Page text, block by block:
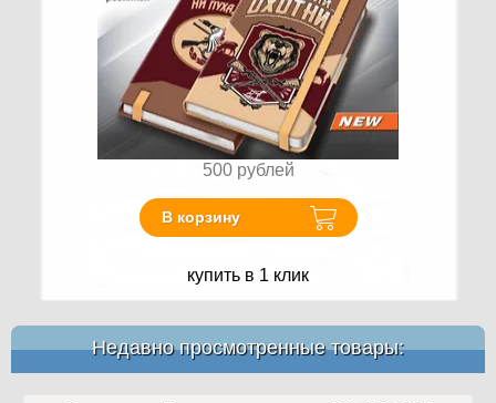
500 рублей
В корзину
купить в 1 клик
Недавно просмотренные товары: